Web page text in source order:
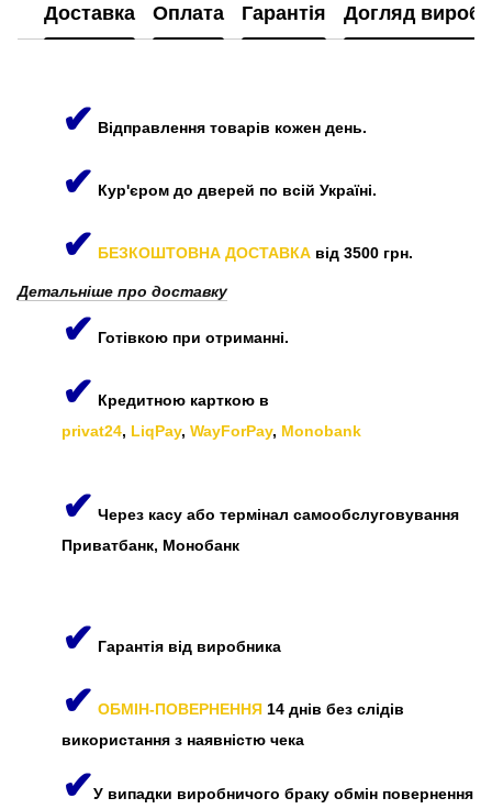
Доставка Оплата Гарантія Догляд
✔ Відправлення товарів кожен день.
✔ Кур'єром до дверей по всій Україні.
✔ БЕЗКОШТОВНА ДОСТАВКА від 3500 грн.
Детальніше про доставку
✔ Готівкою при отриманні.
✔ Кредитною карткою в
privat24, LiqPay, WayForPay, Monobank
✔ Через касу або термінал самообслуговування
Приватбанк, Монобанк
✔ Гарантія від виробника
✔ ОБМІН-ПОВЕРНЕННЯ 14 днів без слідів
використання з наявністю чека
✔У випадки виробничого браку обмін повернення